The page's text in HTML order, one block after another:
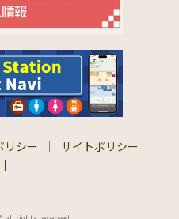
リシー
サイトポリシー